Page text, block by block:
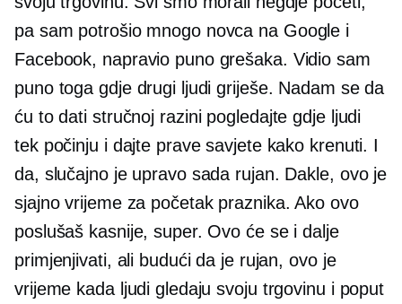
pa sam potrošio mnogo novca na Google i
Facebook, napravio puno grešaka. Vidio sam
puno toga gdje drugi ljudi griješe. Nadam se da
ću to dati stručnoj razinipogledajte gdje ljudi
tek počinju i dajte prave savjete kako krenuti. I
da, slučajno je upravo sada rujan. Dakle, ovo je
sjajno vrijeme za početak praznika. Ako ovo
poslušaš kasnije, super. Ovo će se i dalje
primjenjivati, ali budući da je rujan, ovo je
vrijeme kada ljudi gledaju svoju trgovinu i poput